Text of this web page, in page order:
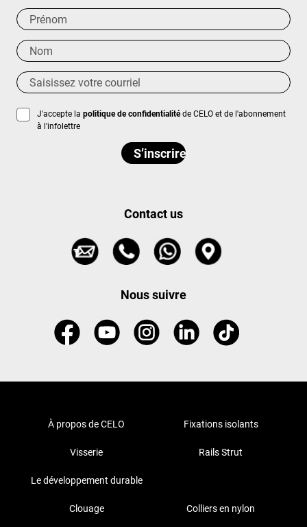
J'accepte la politique de confidentialitéde CELO et de l'abonnement
à l'infolettre
Contact us
Nous suivre
À propos de CELO Fixations isolants
Visserie Rails Strut
Le développement durable
Clouage Colliers en nylon